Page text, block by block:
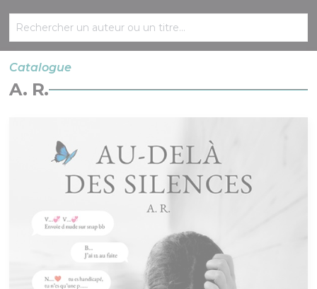
Catalogue
A. R.